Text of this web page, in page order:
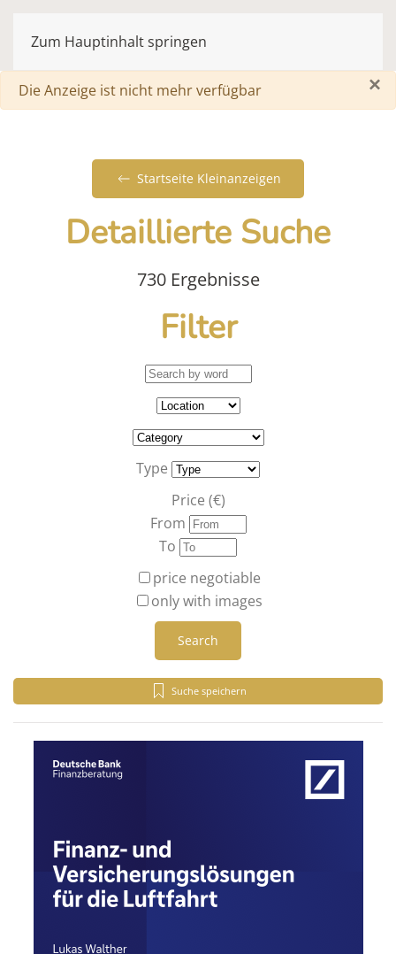
Zum Hauptinhalt springen
×
Warnung
Die Anzeige ist nicht mehr verfügbar
Startseite Kleinanzeigen
Detaillierte Suche
730 Ergebnisse
Filter
Type
Price (€)
From
To
price negotiable
only with images
Search
Suche speichern